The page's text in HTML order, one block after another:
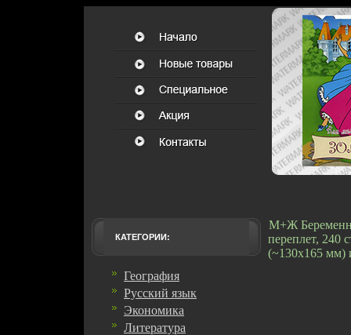
КАТЕГОРИИ:
География
Русский язык
Экономика
Литература
М+Ж
переплет, 240
(~130х165 мм)